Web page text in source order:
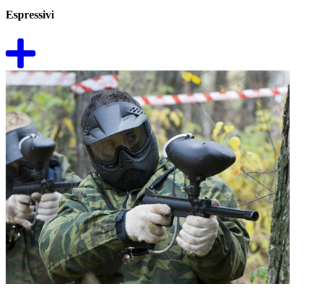
Espressivi